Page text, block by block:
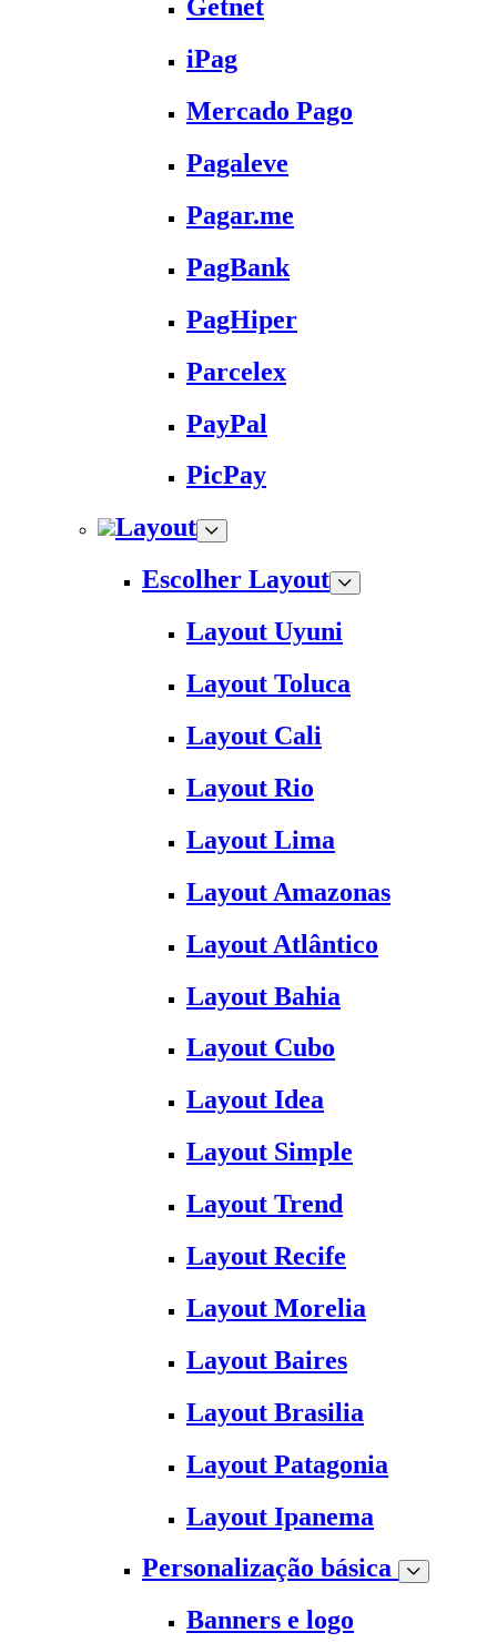
Getnet
iPag
Mercado Pago
Pagaleve
Pagar.me
PagBank
PagHiper
Parcelex
PayPal
PicPay
Layout
Escolher Layout
Layout Uyuni
Layout Toluca
Layout Cali
Layout Rio
Layout Lima
Layout Amazonas
Layout Atlântico
Layout Bahia
Layout Cubo
Layout Idea
Layout Simple
Layout Trend
Layout Recife
Layout Morelia
Layout Baires
Layout Brasilia
Layout Patagonia
Layout Ipanema
Personalização básica
Banners e logo